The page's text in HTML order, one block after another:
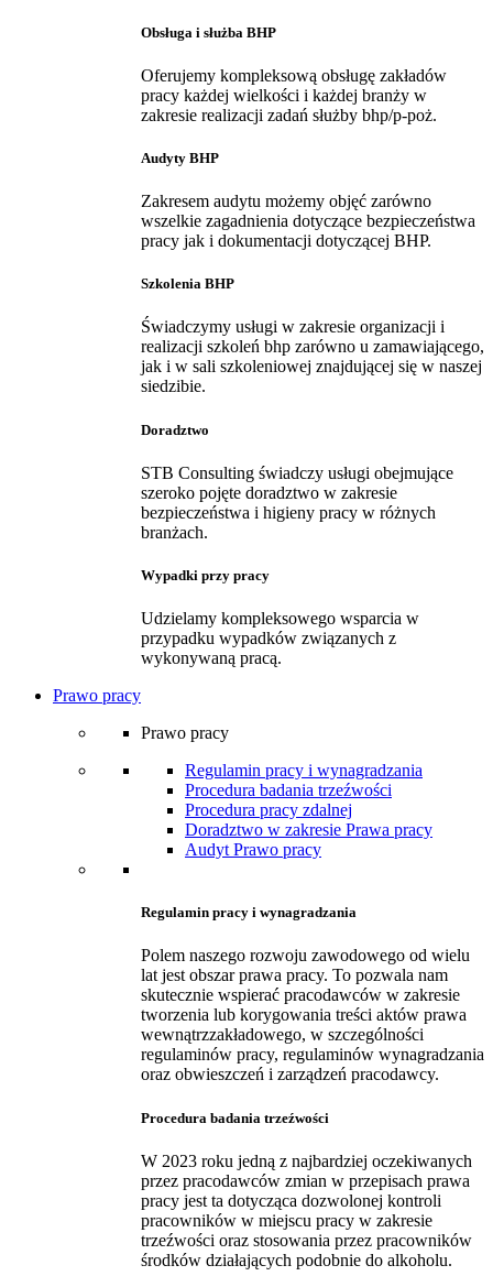
Obsługa i służba BHP
Oferujemy kompleksową obsługę zakładów
pracy każdej wielkości i każdej branży w
zakresie realizacji zadań służby bhp/p-poż.
Audyty BHP
Zakresem audytu możemy objęć zarówno
wszelkie zagadnienia dotyczące bezpieczeństwa
pracy jak i dokumentacji dotyczącej BHP.
Szkolenia BHP
Świadczymy usługi w zakresie organizacji i
realizacji szkoleń bhp zarówno u zamawiającego,
jak i w sali szkoleniowej znajdującej się w naszej
siedzibie.
Doradztwo
STB Consulting świadczy usługi obejmujące
szeroko pojęte doradztwo w zakresie
bezpieczeństwa i higieny pracy w różnych
branżach.
Wypadki przy pracy
Udzielamy kompleksowego wsparcia w
przypadku wypadków związanych z
wykonywaną pracą.
Prawo pracy
Prawo pracy
Regulamin pracy i wynagradzania
Procedura badania trzeźwości
Procedura pracy zdalnej
Doradztwo w zakresie Prawa pracy
Audyt Prawo pracy
Regulamin pracy i wynagradzania
Polem naszego rozwoju zawodowego od wielu
lat jest obszar prawa pracy. To pozwala nam
skutecznie wspierać pracodawców w zakresie
tworzenia lub korygowania treści aktów prawa
wewnątrzzakładowego, w szczególności
regulaminów pracy, regulaminów wynagradzania
oraz obwieszczeń i zarządzeń pracodawcy.
Procedura badania trzeźwości
W 2023 roku jedną z najbardziej oczekiwanych
przez pracodawców zmian w przepisach prawa
pracy jest ta dotycząca dozwolonej kontroli
pracowników w miejscu pracy w zakresie
trzeźwości oraz stosowania przez pracowników
środków działających podobnie do alkoholu.